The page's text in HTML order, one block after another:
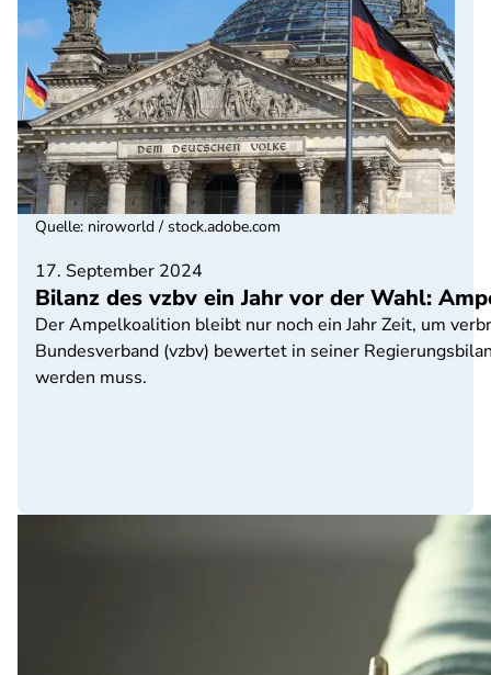
17. September 2024
Bilanz des vzbv ein Jahr vor der Wahl:
Der Ampelkoalition bleibt nur noch ein Jahr Zeit, um
Bundesverband (vzbv) bewertet in seiner
werden muss.
Quelle: niroworld / stock.adobe.com